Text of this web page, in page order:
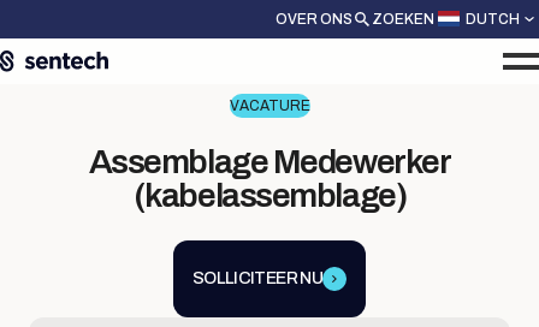
OVER ONS ZOEKEN DUTCH
VACATURE
Assemblage Medewerker
(kabelassemblage)
SOLLICITEER NU